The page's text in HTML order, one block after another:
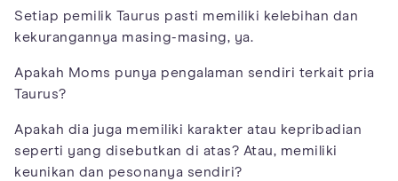
Setiap pemilik Taurus pasti memiliki kelebihan dan
kekurangannya masing-masing, ya.
Apakah Moms punya pengalaman sendiri terkait pria
Taurus?
Apakah dia juga memiliki karakter atau kepribadian
seperti yang disebutkan di atas? Atau, memiliki
keunikan dan pesonanya sendiri?